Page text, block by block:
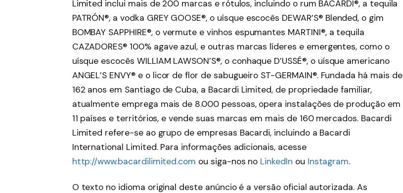
Limited inclui mais de 200 marcas e rótulos, incluindo o rum BACARDÍ®, a tequila
PATRÓN®, a vodka GREY GOOSE®, o uísque escocês DEWAR’S® Blended, o gim
BOMBAY SAPPHIRE®, o vermute e vinhos espumantes MARTINI®, a tequila
CAZADORES® 100% agave azul, e outras marcas líderes e emergentes, como o
uísque escocês WILLIAM LAWSON’S®, o conhaque D’USSÉ®, o uísque americano
ANGEL’S ENVY® e o licor de flor de sabugueiro ST-GERMAIN®. Fundada há mais de
162 anos em Santiago de Cuba, a Bacardi Limited, de propriedade familiar,
atualmente emprega mais de 8.000 pessoas, opera instalações de produção em
11 países e territórios, e vende suas marcas em mais de 160 mercados. Bacardi
Limited refere-se ao grupo de empresas Bacardi, incluindo a Bacardi
International Limited. Para informações adicionais, acesse
http://www.bacardilimited.com ou siga-nos no LinkedIn ou Instagram.
O texto no idioma original deste anúncio é a versão oficial autorizada. As